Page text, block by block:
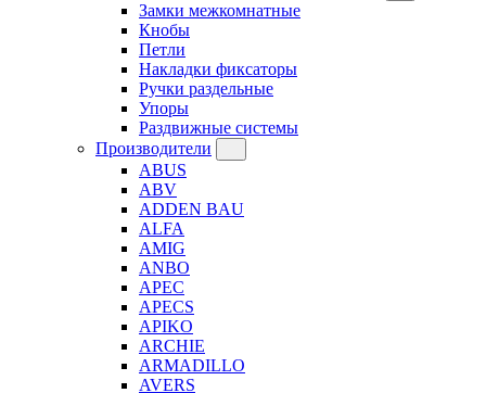
Замки межкомнатные
Кнобы
Петли
Накладки фиксаторы
Ручки раздельные
Упоры
Раздвижные системы
Производители
ABUS
ABV
ADDEN BAU
ALFA
AMIG
ANBO
APEC
APECS
APIKO
ARCHIE
ARMADILLO
AVERS